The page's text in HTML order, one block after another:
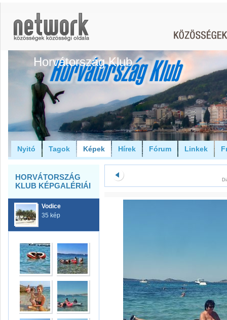
Horvátország Klub
Nyitó Tagok Képek Hírek Fórum Linkek
HORVÁTORSZÁG
KLUB KÉPGALÉRIÁI
Vodice
35 kép